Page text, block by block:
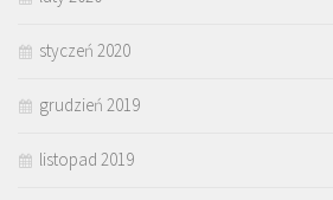
styczeń 2020
grudzień 2019
listopad 2019